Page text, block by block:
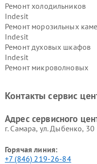
Ремонт холодильников
Indesit
Ремонт морозильных
Indesit
Ремонт духовых шкафов
Indesit
Ремонт микроволновых
Indesit
Контакты сервис
Адрес сервисного
г. Самара, ул. Дыбенко, 30
Горячая линия:
+7 (846) 219-26-84